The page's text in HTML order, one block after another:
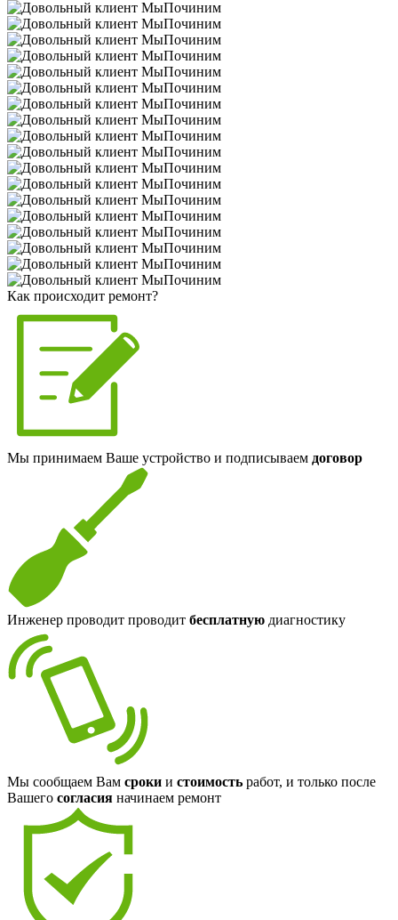
Как происходит ремонт?
Мы принимаем Ваше устройство и подписываем договор
Инженер проводит проводит бесплатную диагностику
Мы сообщаем Вам сроки и стоимость работ, и только после
Вашего согласия начинаем ремонт